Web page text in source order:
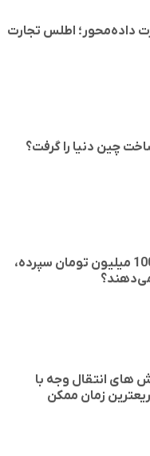
داده‌محور؛ اطلس تجارت
چین دنیا را گرفت؟
بانک‌ها به 100 میلیون تومان سپرده،
3 روش های انتقال وجه با
زمان ممکن